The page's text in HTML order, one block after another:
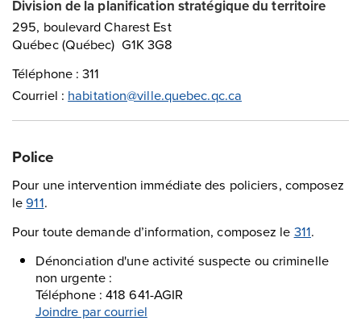
Division de la planification stratégique du territoire
295, boulevard Charest Est
Québec (Québec) G1K 3G8
Téléphone : 311
Courriel : habitation@ville.quebec.qc.ca
Police
Pour une intervention immédiate des policiers, composez
le911.
Pour toute demande d’information, composez le 311.
Dénonciation d'une activité suspecte ou criminelle
non urgente :
Téléphone : 418 641-AGIR
Joindre par courriel